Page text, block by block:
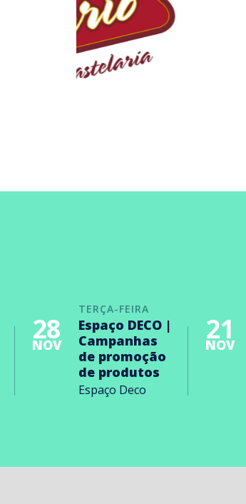
TERÇA-FEIRA
28
NOV
Espaço DECO |
Campanhas
de promoção
de produtos
Espaço Deco
21
NOV